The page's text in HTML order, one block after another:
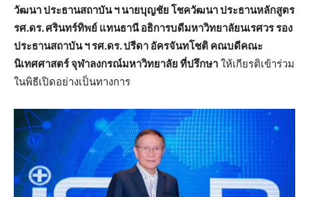
วัฒนา ประธานสถาบัน ฯ นายบุญชัย โชควัฒนา ประธานหลักสูตร
รศ.ดร. ศรินทร์ทิพย์ แทนธานี อธิการบดีมหาวิทยาลัยนเรศวร รอง
ประธานสถาบัน ฯ รศ.ดร. ปรีดา อัครจันทโชติ คณบดีคณะ
นิเทศศาสตร์ จุฬาลงกรณ์มหาวิทยาลัย ที่ปรึกษา ให้เกียรติเข้าร่วม
ในพิธีเปิดอย่างเป็นทางการ